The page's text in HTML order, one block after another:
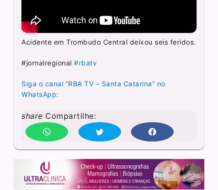
Acidente em Trombudo Central deixou seis feridos.
#jornalregional#rbatv
Siga o canal “RBA TV – Santa Catarina” no
WhatsApp:
share Compartilhe: